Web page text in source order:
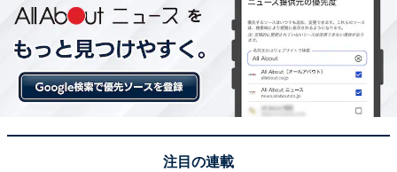
注目の連載